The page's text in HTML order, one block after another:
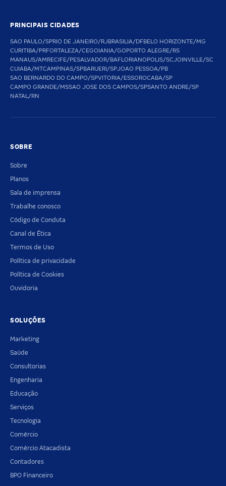
PRINCIPAIS CIDADES
SAO PAULO/SPRIO DE JANEIRO/RJBRASILIA/DFBELO HORIZONTE/MG
CURITIBA/PRFORTALEZA/CEGOIANIA/GOPORTO ALEGRE/RS
MANAUS/AMRECIFE/PESALVADOR/BAFLORIANOPOLIS/SCJOINVILLE/SC
CUIABA/MTCAMPINAS/SPBARUERI/SPJOAO PESSOA/PB
SAO BERNARDO DO CAMPO/SPVITORIA/ESSOROCABA/SP
CAMPO GRANDE/MSSAO JOSE DOS CAMPOS/SPSANTO ANDRE/SP
NATAL/RN
SOBRE
Sobre
Planos
Sala de imprensa
Trabalhe conosco
Código de Conduta
Canal de Ética
Termos de Uso
Política de privacidade
Política de Cookies
Ouvidoria
SOLUÇÕES
Marketing
Saúde
Consultorias
Engenharia
Educação
Serviços
Tecnologia
Comércio
Comércio Atacadista
Contadores
BPO Financeiro